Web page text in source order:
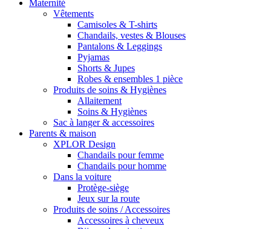
Maternité
Vêtements
Camisoles & T-shirts
Chandails, vestes & Blouses
Pantalons & Leggings
Pyjamas
Shorts & Jupes
Robes & ensembles 1 pièce
Produits de soins & Hygiènes
Allaitement
Soins & Hygiènes
Sac à langer & accessoires
Parents & maison
XPLOR Design
Chandails pour femme
Chandails pour homme
Dans la voiture
Protège-siège
Jeux sur la route
Produits de soins / Accessoires
Accessoires à cheveux